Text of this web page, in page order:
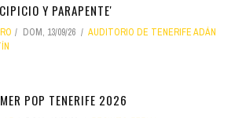
Y PARAPENTE'
DOM, 13/09/26
AUDITORIO DE TENERIFE ADÁN
POP TENERIFE 2026